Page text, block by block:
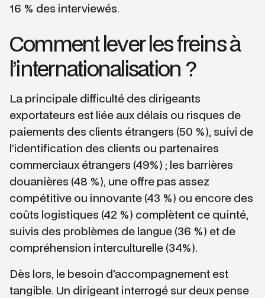
16 % des interviewés.
Comment lever les freins à
l’internationalisation ?
La principale difficulté des dirigeants
exportateurs est liée aux délais ou risques de
paiements des clients étrangers (50 %), suivi de
l’identification des clients ou partenaires
commerciaux étrangers (49%) ; les barrières
douanières (48 %), une offre pas assez
compétitive ou innovante (43 %) ou encore des
coûts logistiques (42 %) complètent ce quinté,
suivis des problèmes de langue (36 %) et de
compréhension interculturelle (34%).
Dès lors, le besoin d’accompagnement est
tangible. Un dirigeant interrogé sur deux pense